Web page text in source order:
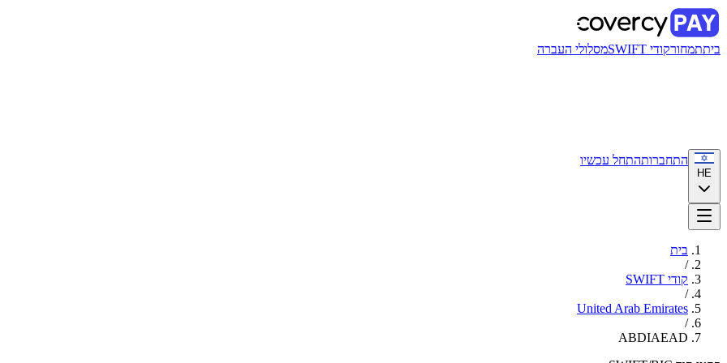
ביתתמחורקודי SWIFT מסלולי העברה
HE
התחברותהתחל עכשיו
בית
/
קודי SWIFT
/
United Arab Emirates
/
ABDIAEAD